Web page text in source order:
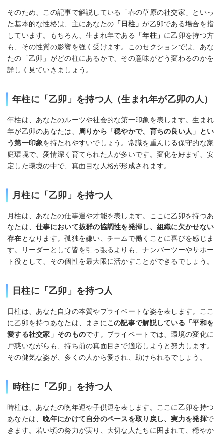
そのため、この記事で解説している「春の草原の社交家」といっ
た基本的な性格は、主にあなたの 「日柱」が乙卯である場合を指
しています。もちろん、生まれ年である
「年柱」 に乙卯を持つ方
も、その性質の影響を強く受けます。このセクションでは、あな
たの「乙卯」がどの柱にあるかで、その意味がどう変わるのかを
詳しく見ていきましょう。
年柱に「乙卯」を持つ人（生まれ年が乙卯の人）
年柱は、あなたのルーツや社会的な第一印象を表します。生まれ
年が乙卯のあなたは、 周りから「穏やかで、育ちの良い人」とい
う第一印象を持たれやすいでしょう。常識を重んじる保守的な家
庭環境で、愛情深く育てられた人が多いです。変化を好まず、安
定した環境の中で、真面目な人格が形成されます。
月柱に「乙卯」を持つ人
月柱は、あなたの仕事運や才能を表します。ここに乙卯を持つあ
なたは、仕事において抜群の協調性を発揮し、組織に欠かせない
存在となります。孤独を嫌い、チームで働くことに喜びを感じま
す。リーダーとして皆を引っ張るよりも、ナンバーツーやサポー
ト役として、その個性を最大限に活かすことができるでしょう。
日柱に「乙卯」を持つ人
日柱は、あなた自身の本質やプライベートな姿を表します。ここ
に乙卯を持つあなたは、まさにこの記事で解説している「平和を
愛する社交家」そのものです。プライベートでは、環境の変化に
戸惑いながらも、持ち前の真面目さで適応しようと努力します。
その健気な姿が、多くの人から愛され、助けられるでしょう。
時柱に「乙卯」を持つ人
時柱は、あなたの晩年運や子供運を表します。ここに乙卯を持つ
あなたは、 晩年にかけて自分のペースを取り戻し、実力を発揮で
きます。若い頃の努力が実り、大切な人たちに囲まれて、穏やか